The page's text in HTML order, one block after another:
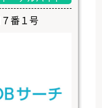
番１号